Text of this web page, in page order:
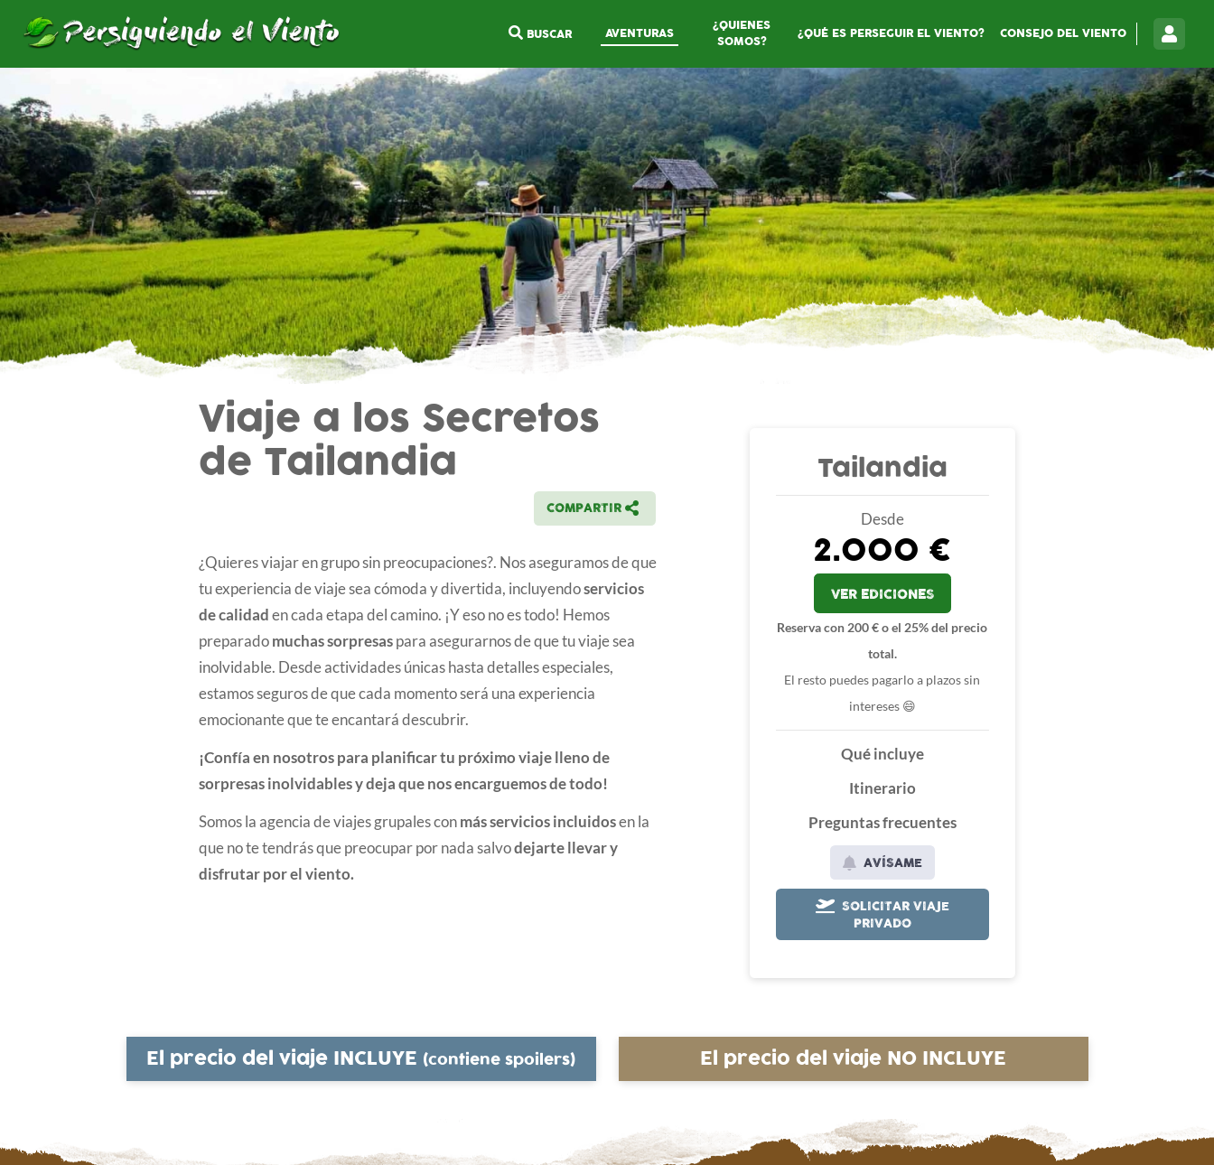
BUSCAR AVENTURAS
¿QUIENES
SOMOS?
¿QUÉ ES PERSEGUIR EL VIENTO? CONSEJO DEL VIENTO
Viaje a los Secretos
de Tailandia
COMPARTIR
¿Quieres viajar en grupo sin preocupaciones?. Nos aseguramos de que
tu experiencia de viaje sea cómoda y divertida, incluyendoservicios
de calidaden cada etapa del camino. ¡Y eso no es todo! Hemos
preparadomuchas sorpresaspara asegurarnos de que tu viaje sea
inolvidable. Desde actividades únicas hasta detalles especiales,
estamos seguros de que cada momento será una experiencia
emocionante que te encantará descubrir.
¡Confía en nosotros para planificar tu próximo viaje lleno de
sorpresas inolvidables y deja que nos encarguemos de todo!
Somos la agencia de viajes grupales conmás servicios incluidosen la
que no te tendrás que preocupar por nada salvodejarte llevar y
disfrutar por el viento.
Tailandia
Desde
2.000 €
VER EDICIONES
Reserva con 200 € o el 25% del precio
total.
El resto puedes pagarlo a plazos sin
intereses 😄
Qué incluye
Itinerario
Preguntas frecuentes
AVÍSAME
SOLICITAR VIAJE
PRIVADO
El precio del viaje INCLUYE (contiene spoilers) El precio del viaje NO INCLUYE